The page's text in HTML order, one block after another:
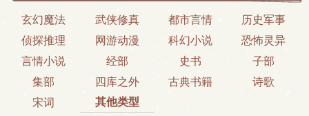
玄幻魔法 武侠修真 都市言情
历史军事
侦探推理
网游动漫 科幻小说
恐怖灵异
言情小说
经部 史书
子部
集部
四库之外 古典书籍
诗歌
宋词
其他类型